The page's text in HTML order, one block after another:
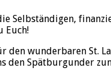
Selbständigen,
Euch!
den wunderbaren St.
den Spätburgunder